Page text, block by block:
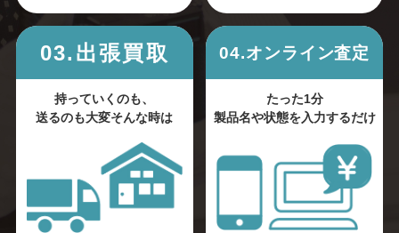
03.出張買取
持っていくのも、
送るのも大変そんな時は
04.オンライン査定
たった1分
製品名や状態を入力するだけ